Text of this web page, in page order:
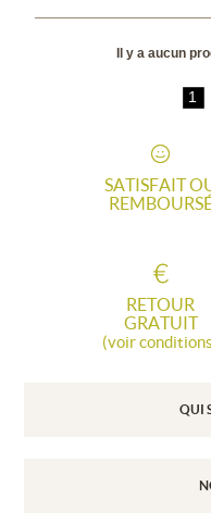
Il y a aucun
1
SATISFAIT
RETOUR
GRATUIT
(voir
QUI